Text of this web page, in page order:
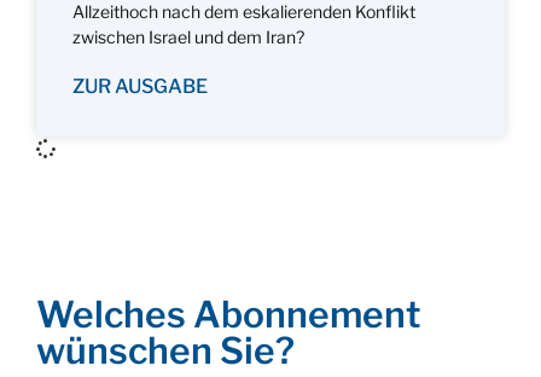
Allzeithoch nach dem eskalierenden Konflikt
zwischen Israel und dem Iran?
ZUR AUSGABE
Welches Abonnement
wünschen Sie?